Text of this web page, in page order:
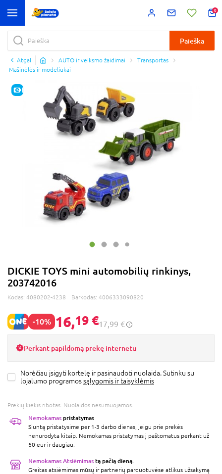
0
Paieška
Atgal AUTO ir veiksmo žaidimai
Transportas
Mašinėlės ir modeliukai
E-KAINA
DICKIE TOYS mini automobilių rinkinys,
203742016
Kodas: 4080202-4238 Barkodas: 4006333090820
-10% 16,19 €17,99 €
Perkant papildomą prekę internetu
Norėčiau įsigyti kortelę ir pasinaudoti nuolaida. Sutinku su
lojalumo programossąlygomis ir taisyklėmis
Prekių kiekis ribotas. Nuolaidos nesumuojamos.
Nemokamas pristatymas
Siuntą pristatysime per 1-3 darbo dienas, jeigu prie prekės
nenurodyta kitaip. Nemokamas pristatymas į paštomatus perkant už
60 eur ir daugiau.
Nemokamas Atsiėmimas tą pačią dieną.
Greitas atsiėmimas mūsų ir partnerių parduotuvėse atlikus užsakymą